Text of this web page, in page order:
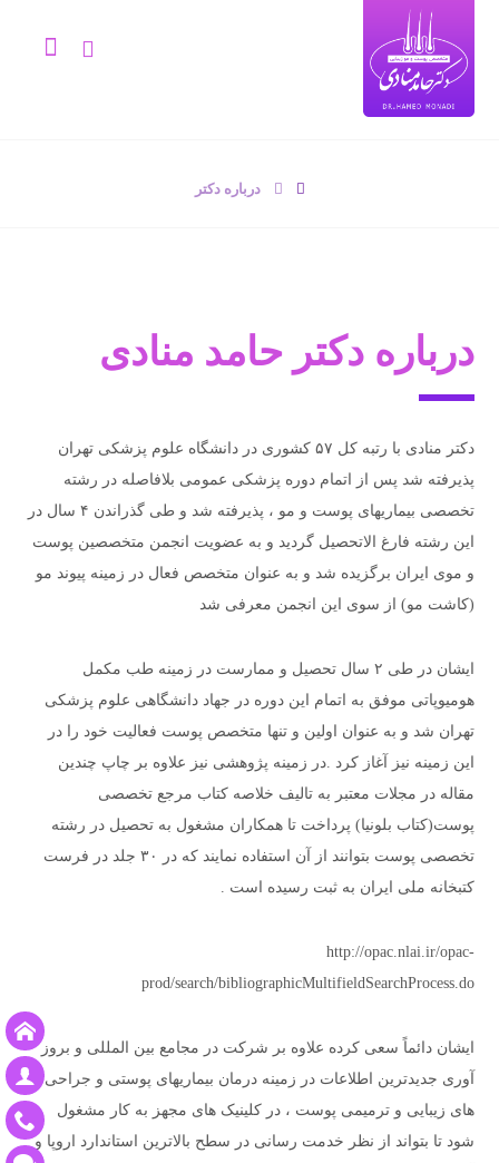
درباره دکتر
درباره دکتر حامد منادی
دکتر منادی با رتبه کل ۵۷ کشوری در دانشگاه علوم پزشکی تهران
پذیرفته شد پس از اتمام دوره پزشکی عمومی بلافاصله در رشته
تخصصی بیماری
های پوست و مو ، پذیرفته شد و طی گذراندن ۴ سال در
این رشته فارغ الاتحصیل گردید و به عضویت انجمن متخصصین پوست
و موی ایران برگزیده شد و به عنوان متخصص فعال در زمینه پیوند مو
(کاشت مو) از سوی این انجمن معرفی شد
ایشان در طی ۲ سال تحصیل و ممارست در زمینه طب مکمل
هومیوپاتی موفق به اتمام این دوره در جهاد دانشگاهی علوم پزشکی
تهران شد و به عنوان اولین و تنها متخصص پوست فعالیت خود را در
این زمینه نیز آغاز کرد .در زمینه پژوهشی نیز علاوه بر چاپ چندین
مقاله در مجلات معتبر به تالیف خلاصه کتاب مرجع تخصصی
پوست(کتاب بلونیا) پرداخت تا همکاران مشغول به تحصیل در رشته
تخصصی پوست بتوانند از آن استفاده نمایند که در ۳۰ جلد در فرست
کتبخانه ملی ایران به ثبت رسیده است .
http://opac.nlai.ir/opac-
prod/search/bibliographicMultifieldSearchProcess.do
ایشان دائماً سعی کرده علاوه بر شرکت در مجامع بین المللی و بروز
آوری جدیدترین اطلاعات در زمینه درمان بیماریهای پوستی و جراحی
های زیبایی و ترمیمی پوست ، در کلینیک های مجهز به کار مشغول
شود تا بتواند از نظر خدمت رسانی در سطح بالاترین استاندارد اروپا و